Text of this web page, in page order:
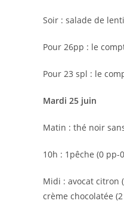
Soir : salade de
Pour 26pp : le
Pour 23 spl : le
Mardi 25 juin
Matin : thé noir
10h : 1pêche (0 pp-
Midi : avocat citron
crème chocolatée